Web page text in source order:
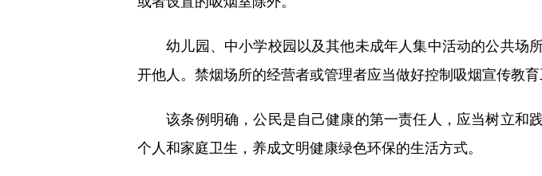
幼儿园、中小学校园以及其他未成年人集中活动的公共场
开他人。禁烟场所的经营者或管理者应当做好控制吸烟宣传教育
该条例明确，公民是自己健康的第一责任人，应当树立和
个人和家庭卫生，养成文明健康绿色环保的生活方式。